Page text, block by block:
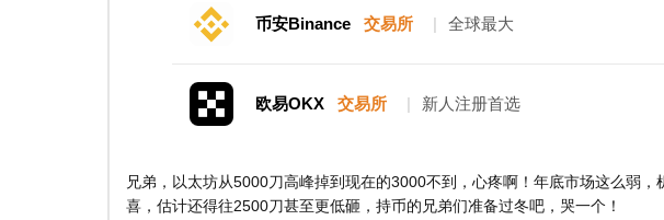
币安Binance 交易所 | 全球最大
欧易OKX 交易所 | 新人注册首选
兄弟，以太坊从5000刀高峰掉到现在的3000不到，心疼啊！年底市场这么弱
喜，估计还得往2500刀甚至更低砸，持币的兄弟们准备过冬吧，哭一个！